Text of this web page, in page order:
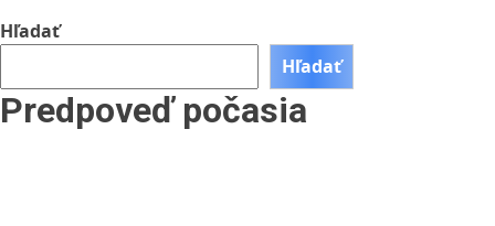
Hľadať
Hľadať
Predpoveď počasia